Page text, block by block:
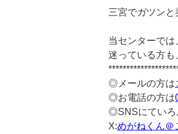
三宮でガツンと
当センターでは
迷っている方も
◎メールの方は
◎お電話の方は
◎SNSにていろ
X:めがねくん＠